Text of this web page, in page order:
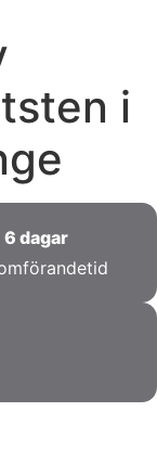
i
6 dagar